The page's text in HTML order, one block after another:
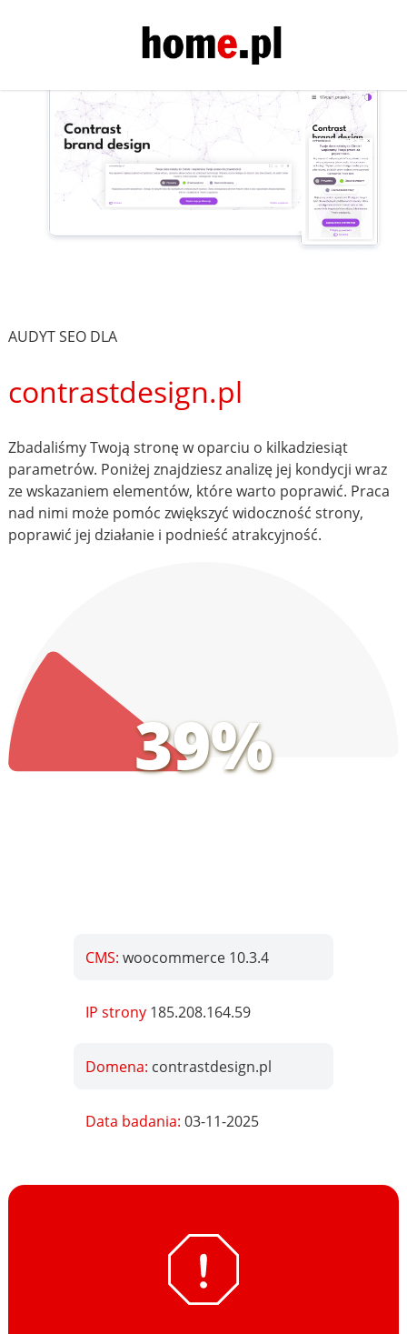
AUDYT SEO DLA
contrastdesign.pl
Zbadaliśmy Twoją stronę w oparciu o kilkadziesiąt
parametrów. Poniżej znajdziesz analizę jej kondycji wraz
ze wskazaniem elementów, które warto poprawić. Praca
nad nimi może pomóc zwiększyć widoczność strony,
poprawić jej działanie i podnieść atrakcyjność.
39%
CMS:woocommerce 10.3.4
IP strony 185.208.164.59
Domena: contrastdesign.pl
Data badania:03-11-2025